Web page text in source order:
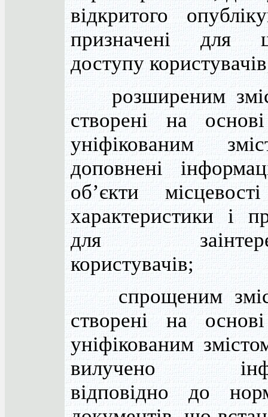
відкритого
призначені для
доступу
розширеним
створені на
уніфікованим
доповнені
об’єкти
характеристики і
для
користувачів;
спрощеним
створені на
уніфікованим
вилучено
відповідно до